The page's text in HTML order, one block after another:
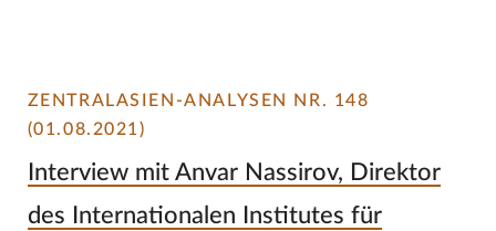
ZENTRALASIEN-ANALYSEN NR. 148
(01.08.2021)
Interview mit Anvar Nassirov, Direktor
des Internationalen Institutes für